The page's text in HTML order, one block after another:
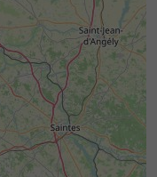
dans les
de
rendez-vous
,